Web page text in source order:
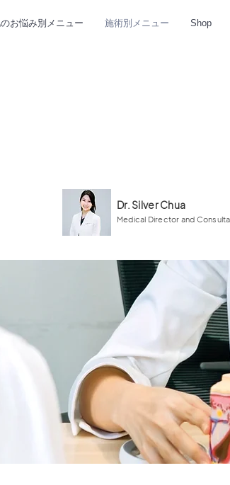
お悩み別メニュー 施術別メニュー Shop
Dr. Silver Chua
Medical Director and